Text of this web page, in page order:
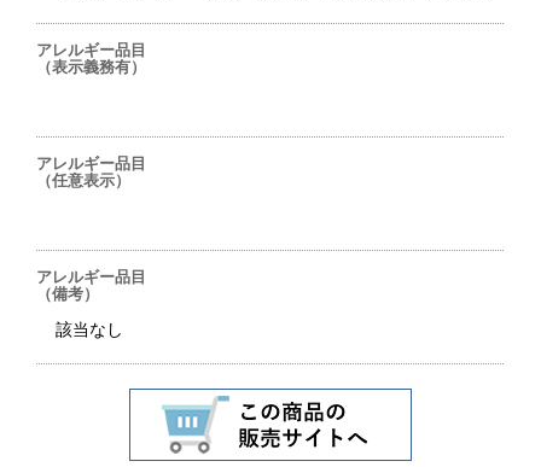
アレルギー品目
（表示義務有）
アレルギー品目
（任意表示）
アレルギー品目
（備考）
該当なし